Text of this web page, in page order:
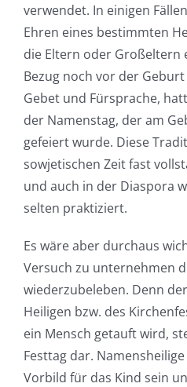
verwendet. In einigen
Ehren eines bestimmten
die Eltern oder Großeltern
Bezug noch vor der
Gebet und Fürsprache,
der Namenstag, der am
gefeiert wurde. Diese
sowjetischen Zeit fast
und auch in der Diaspora
selten praktiziert.
Es wäre aber durchaus
Versuch zu unternehmen
wiederzubeleben. Denn
Heiligen bzw. des
ein Mensch getauft wird,
Festtag dar.
Vorbild für das Kind sein